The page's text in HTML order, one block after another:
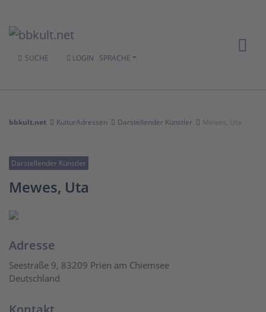
SUCHE LOGIN SPRACHE
bbkult.net KulturAdressen Darstellender Künstler Mewes, Uta
Darstellender Künstler
Mewes, Uta
Adresse
Seestraße 9, 83209 Prien am Chiemsee
Deutschland